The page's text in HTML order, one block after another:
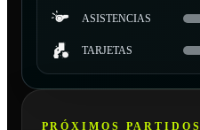
ASISTENCIAS
TARJETAS
PRÓXIMOS PARTIDOS